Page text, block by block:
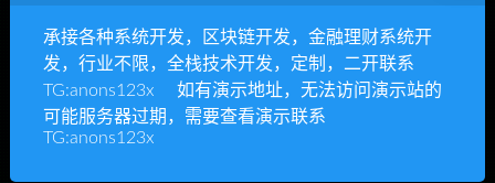
下次发表评论时，请在此浏览器中保存我的姓名、电子
承接各种系统开发，区块链开发，金融理财系统开
发，行业不限，全栈技术开发，定制，二开联系
TG:anons123x 如有演示地址，无法访问演示站的
可能服务器过期，需要查看演示联系
TG:anons123x